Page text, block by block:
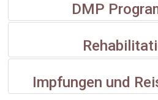
DMP
Impfungen und